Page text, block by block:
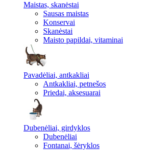
Maistas, skanėstai
Sausas maistas
Konservai
Skanėstai
Maisto papildai, vitaminai
Pavadėliai, antkakliai
Antkakliai, petnešos
Priedai, aksesuarai
Dubenėliai, girdyklos
Dubenėliai
Fontanai, šėryklos